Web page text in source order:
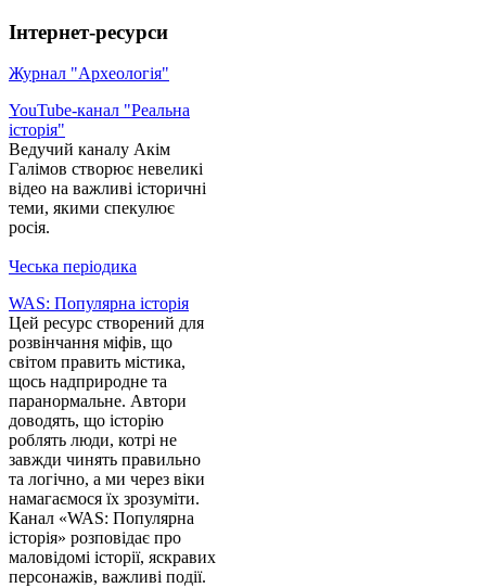
Інтернет-ресурси
Журнал "Археологія"
YouTube-канал "Реальна
історія"
Ведучий каналу Акім
Галімов створює невеликі
відео на важливі історичні
теми, якими спекулює
росія.
Чеська періодика
WAS: Популярна історія
Цей ресурс створений для
розвінчання міфів, що
світом править містика,
щось надприродне та
паранормальне. Автори
доводять, що історію
роблять люди, котрі не
завжди чинять правильно
та логічно, а ми через віки
намагаємося їх зрозуміти.
Канал «WAS: Популярна
історія» розповідає про
маловідомі історії, яскравих
персонажів, важливі події.